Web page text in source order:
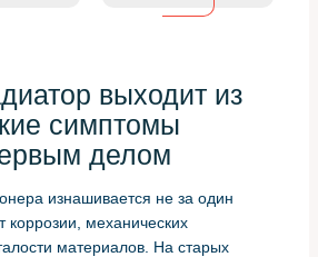
выходит из
симптомы
делом
изнашивается не за один
коррозии, механических
материалов. На старых